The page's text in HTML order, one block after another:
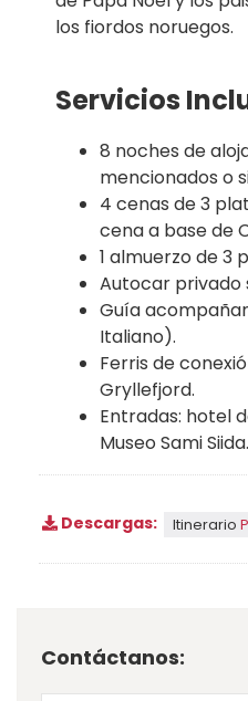
los fiordos noruegos.
Servicios
8 noches de
mencionados o
4 cenas de 3
cena a base de
1 almuerzo de 3
Autocar privado
Guía
Italiano).
Ferris de
Gryllefjord.
Entradas: hotel
Museo Sami Siida.
Descargas: Itinerario
Contáctanos: